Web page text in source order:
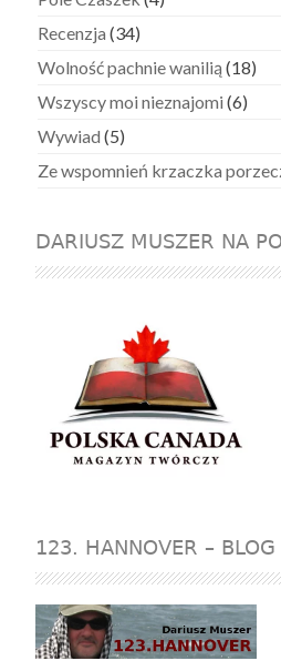
Recenzja (34)
Wolność pachnie wanilią (18)
Wszyscy moi nieznajomi (6)
Wywiad (5)
Ze wspomnień krzaczka
DARIUSZ MUSZER NA
123. HANNOVER – BLOG